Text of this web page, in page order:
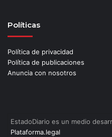
Políticas
Política de privacidad
Política de publicaciones
Anuncia con nosotros
EstadoDiario es un medio
Plataforma.legal